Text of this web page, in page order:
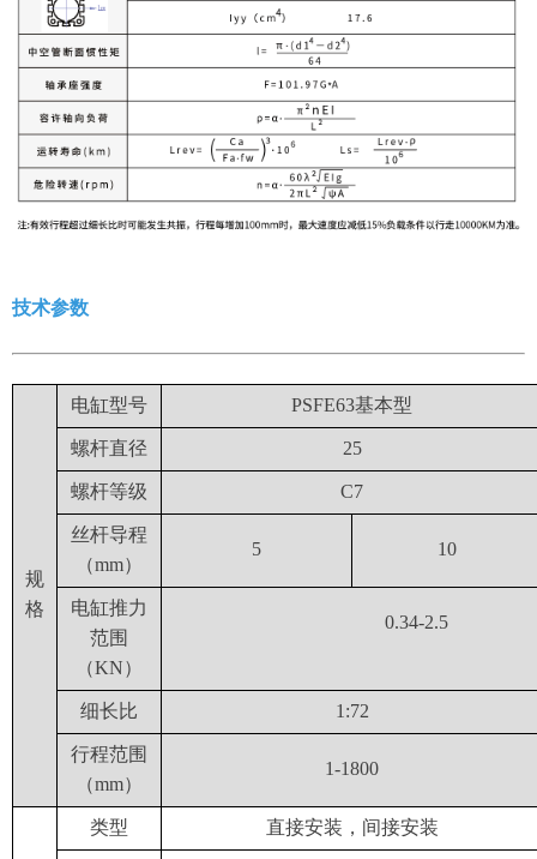
技术参数
规
格
电缸型号 PSFE63基本型
螺杆直径 25
螺杆等级 C7
丝杆导程
（mm）
5 10
电缸推力
范围
（KN）
0.34-2.5
细长比 1:72
行程范围
（mm）
1-1800
类型 直接安装，间接安装